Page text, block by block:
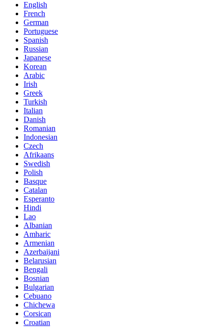
English
French
German
Portuguese
Spanish
Russian
Japanese
Korean
Arabic
Irish
Greek
Turkish
Italian
Danish
Romanian
Indonesian
Czech
Afrikaans
Swedish
Polish
Basque
Catalan
Esperanto
Hindi
Lao
Albanian
Amharic
Armenian
Azerbaijani
Belarusian
Bengali
Bosnian
Bulgarian
Cebuano
Chichewa
Corsican
Croatian